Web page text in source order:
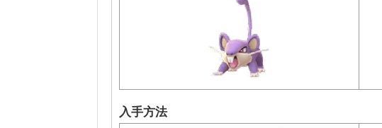
入手方法